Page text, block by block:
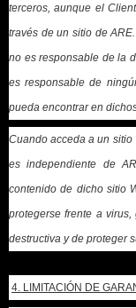
terceros, aunque el
través de un sitio de
no es responsable de la
es responsable de
pueda encontrar en
Cuando acceda a un
es independiente de
contenido de dicho sitio
protegerse frente a
destructiva y de proteger
4. LIMITACIÓN DE